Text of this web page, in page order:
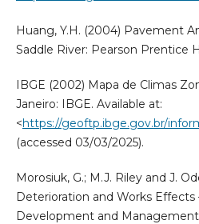
Huang, Y.H. (2004) Pavement
Saddle River: Pearson Prentice
IBGE (2002) Mapa de Climas
Janeiro: IBGE. Available at:
<https://geoftp.ibge.gov.br/
(accessed 03/03/2025).
Morosiuk, G.; M.J. Riley and J.
Deterioration and Works Effects
Development and Management